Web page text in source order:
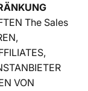
The Sales
VON